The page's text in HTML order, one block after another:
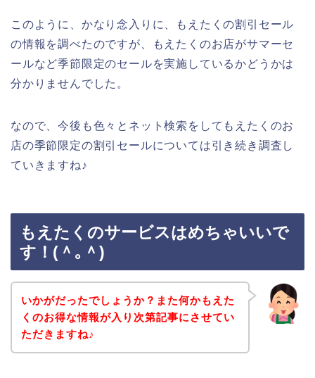
このように、かなり念入りに、もえたくの割引セール
の情報を調べたのですが、もえたくのお店がサマーセ
ールなど季節限定のセールを実施しているかどうかは
分かりませんでした。
なので、今後も色々とネット検索をしてもえたくのお
店の季節限定の割引セールについては引き続き調査し
ていきますね♪
もえたくのサービスはめちゃいいで
す！(＾｡＾)
いかがだったでしょうか？また何かもえた
くのお得な情報が入り次第記事にさせてい
ただきますね♪